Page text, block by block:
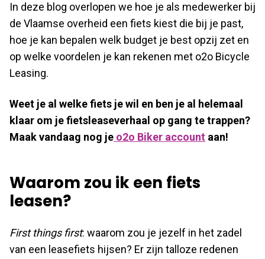
In deze blog overlopen we hoe je als medewerker bij
de Vlaamse overheid een fiets kiest die bij je past,
hoe je kan bepalen welk budget je best opzij zet en
op welke voordelen je kan rekenen met o2o Bicycle
Leasing.
Weet je al welke fiets je wil en ben je al helemaal
klaar om je fietsleaseverhaal op gang te trappen?
Maak vandaag nog je o2o Biker account aan!
Waarom zou ik een fiets
leasen?
First things first: waarom zou je jezelf in het zadel
van een leasefiets hijsen? Er zijn talloze redenen